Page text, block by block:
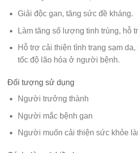
Giải độc gan, tăng sức đề kháng.
Làm tăng số lượng tinh trùng, hỗ
Hỗ trợ cải thiện tình trạng sạm
tốc độ lão hóa ở người bệnh.
Đối tượng sử dụng
Người trưởng thành
Người mắc bệnh gan
Người muốn cải thiện sức khỏe